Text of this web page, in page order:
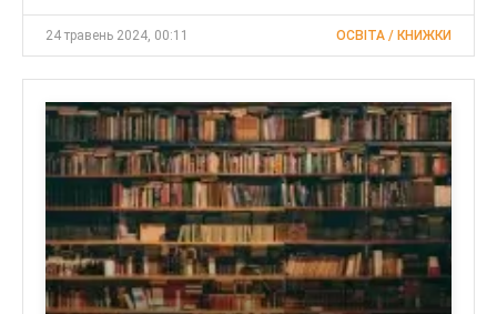
24 травень 2024, 00:11 ОСВІТА / КНИЖКИ